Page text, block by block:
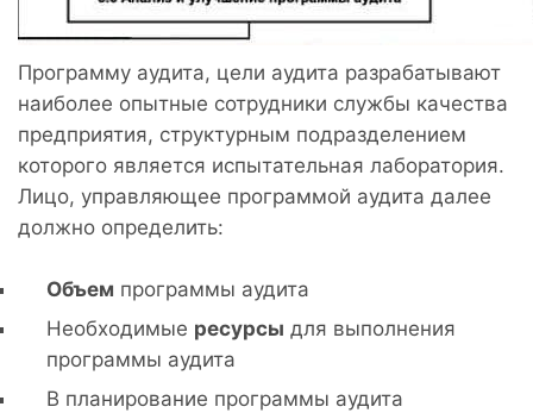
Программу аудита, цели аудита разрабатывают
наиболее опытные сотрудники службы качества
предприятия, структурным подразделением
которого является испытательная лаборатория.
Лицо, управляющее программой аудита далее
должно определить:
Объем программы аудита
Необходимые ресурсы для выполнения
программы аудита
В планирование программы аудита